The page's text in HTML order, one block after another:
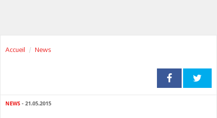
Accueil News
NEWS - 21.05.2015